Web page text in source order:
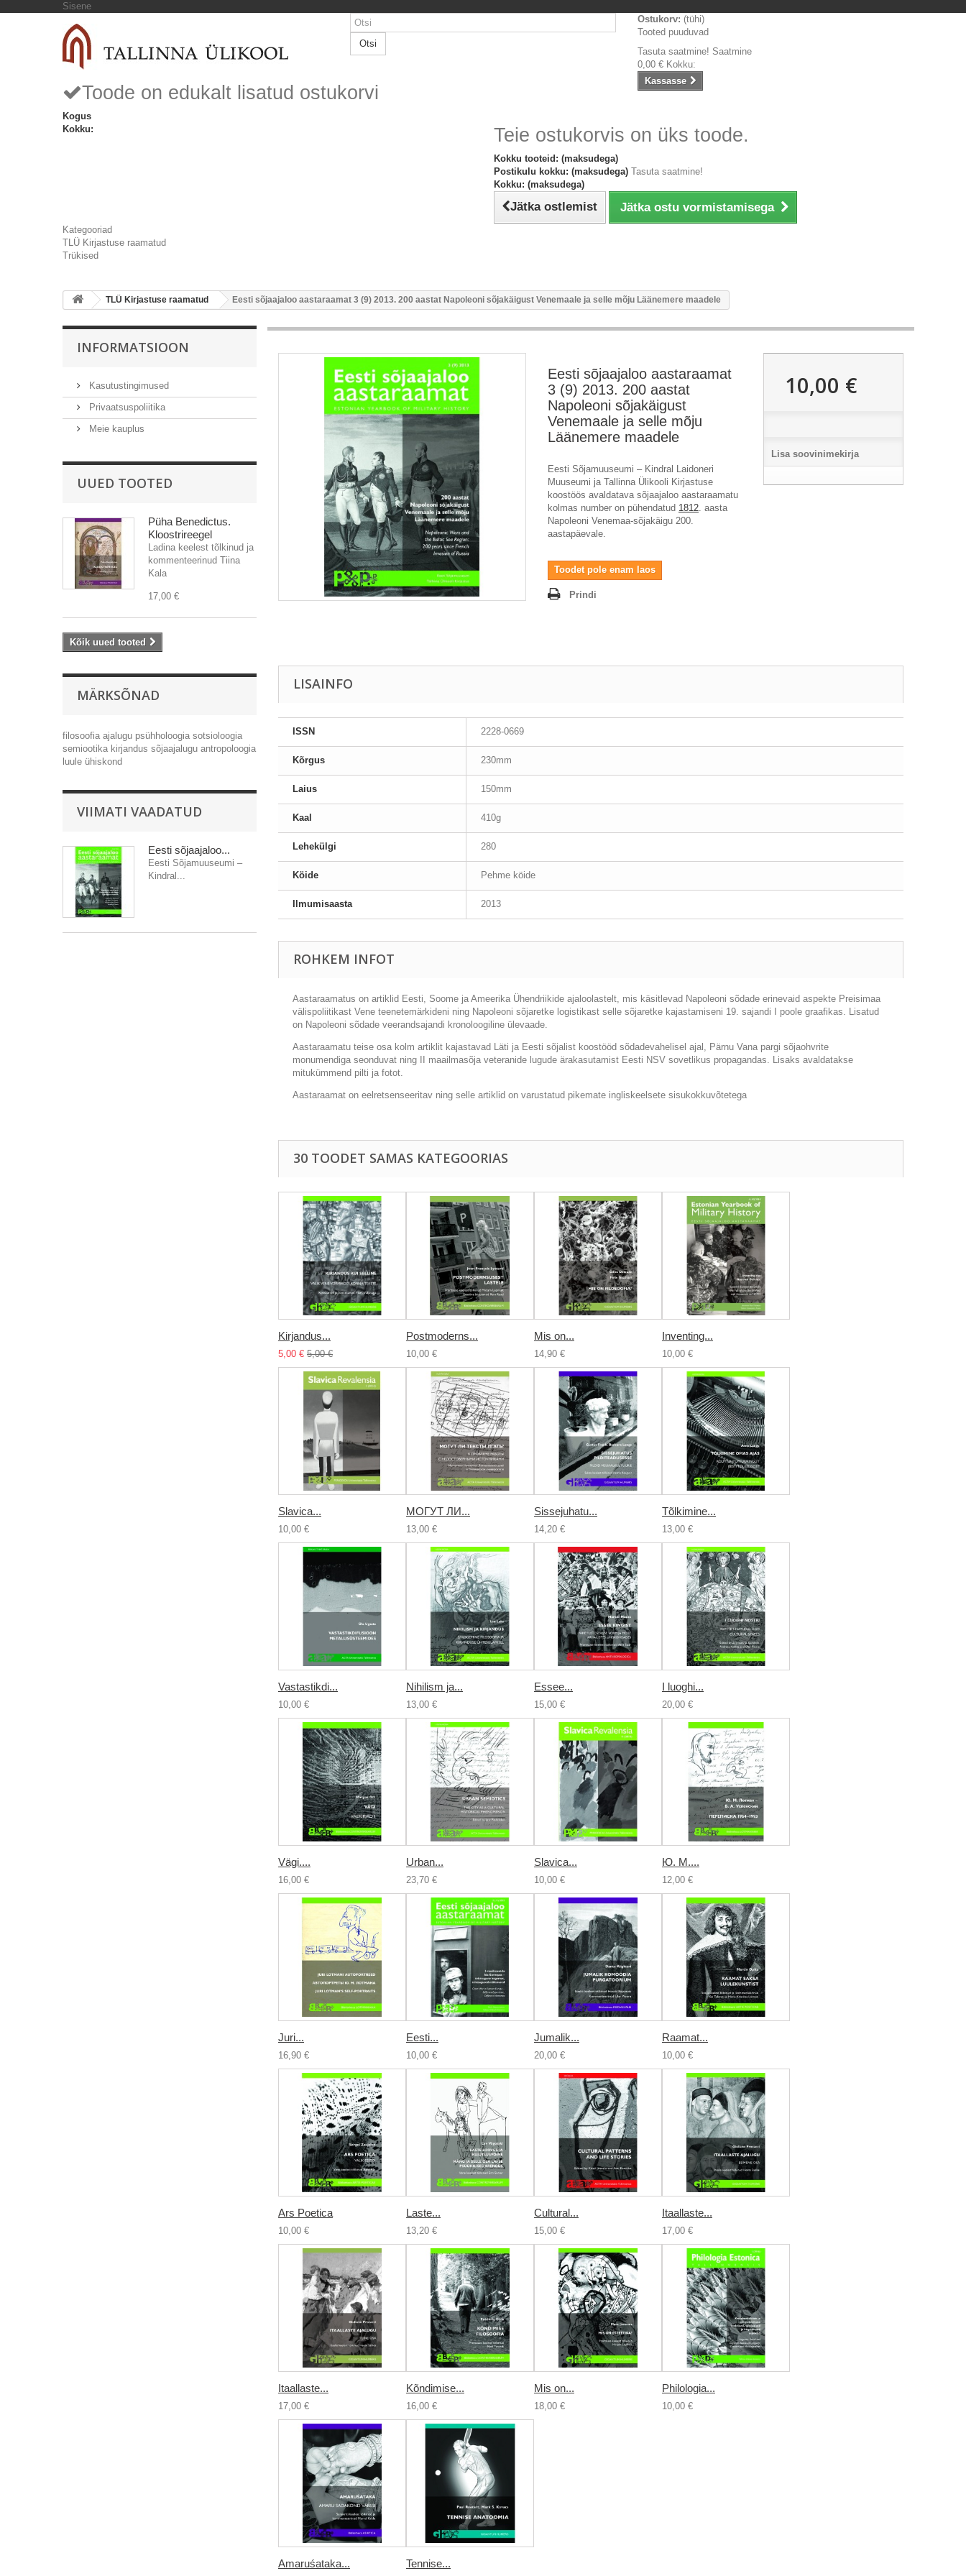
Sisene
Otsi
Ostukorv: (tühi)
Tooted puuduvad
Tasuta saatmine! Saatmine
0,00 € Kokku:
Kassasse
Toode on edukalt lisatud ostukorvi
Kogus
Kokku:
Teie ostukorvis on üks toode.
Kokku tooteid: (maksudega)
Postikulu kokku: (maksudega) Tasuta saatmine!
Kokku: (maksudega)
Jätka ostlemist Jätka ostu vormistamisega
Kategooriad
TLÜ Kirjastuse raamatud
Trükised
TLÜ Kirjastuse raamatud Eesti sõjaajaloo aastaraamat 3 (9) 2013. 200 aastat Napoleoni sõjakäigust Venemaale ja selle mõju Läänemere maadele
INFORMATSIOON
Kasutustingimused
Privaatsuspoliitika
Meie kauplus
UUED TOOTED
Püha Benedictus.
Kloostrireegel
Ladina keelest tõlkinud ja
kommenteerinud Tiina
Kala
17,00 €
Kõik uued tooted
MÄRKSÕNAD
filosoofia ajalugu psühholoogia sotsioloogia
semiootika kirjandus sõjaajalugu antropoloogia
luule ühiskond
VIIMATI VAADATUD
Eesti sõjaajaloo...
Eesti Sõjamuuseumi –
Kindral...
Eesti sõjaajaloo aastaraamat
3 (9) 2013. 200 aastat
Napoleoni sõjakäigust
Venemaale ja selle mõju
Läänemere maadele
Eesti Sõjamuuseumi – Kindral Laidoneri
Muuseumi ja Tallinna Ülikooli Kirjastuse
koostöös avaldatava sõjaajaloo aastaraamatu
kolmas number on pühendatud 1812. aasta
Napoleoni Venemaa-sõjakäigu 200.
aastapäevale.
Toodet pole enam laos
Prindi
10,00 €
Lisa soovinimekirja
LISAINFO
ISSN 2228-0669
Kõrgus 230mm
Laius 150mm
Kaal 410g
Lehekülgi 280
Köide Pehme köide
Ilmumisaasta 2013
ROHKEM INFOT
Aastaraamatus on artiklid Eesti, Soome ja Ameerika Ühendriikide ajaloolastelt, mis käsitlevad Napoleoni sõdade erinevaid aspekte Preisimaa
välispoliitikast Vene teenetemärkideni ning Napoleoni sõjaretke logistikast selle sõjaretke kajastamiseni 19. sajandi I poole graafikas. Lisatud
on Napoleoni sõdade veerandsajandi kronoloogiline ülevaade.
Aastaraamatu teise osa kolm artiklit kajastavad Läti ja Eesti sõjalist koostööd sõdadevahelisel ajal, Pärnu Vana pargi sõjaohvrite
monumendiga seonduvat ning II maailmasõja veteranide lugude ärakasutamist Eesti NSV sovetlikus propagandas. Lisaks avaldatakse
mitukümmend pilti ja fotot.
Aastaraamat on eelretsenseeritav ning selle artiklid on varustatud pikemate ingliskeelsete sisukokkuvõtetega
30 TOODET SAMAS KATEGOORIAS
Kirjandus...
5,00 € 5,00 €
Postmoderns...
10,00 €
Mis on...
14,90 €
Inventing...
10,00 €
Slavica...
10,00 €
МОГУТ ЛИ...
13,00 €
Sissejuhatu...
14,20 €
Tõlkimine...
13,00 €
Vastastikdi...
10,00 €
Nihilism ja...
13,00 €
Essee...
15,00 €
I luoghi...
20,00 €
Vägi....
16,00 €
Urban...
23,70 €
Slavica...
10,00 €
Ю. М....
12,00 €
Juri...
16,90 €
Eesti...
10,00 €
Jumalik...
20,00 €
Raamat...
10,00 €
Ars Poetica
10,00 €
Laste...
13,20 €
Cultural...
15,00 €
Itaallaste...
17,00 €
Itaallaste...
17,00 €
Kõndimise...
16,00 €
Mis on...
18,00 €
Philologia...
10,00 €
Amaruśataka... Tennise...